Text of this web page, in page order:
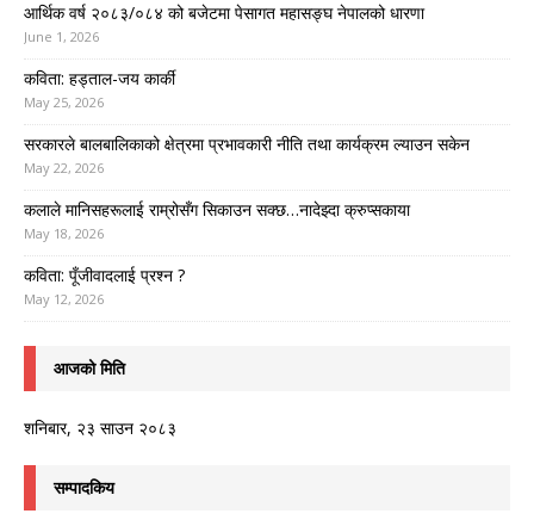
आर्थिक वर्ष २०८३/०८४ को बजेटमा पेसागत महासङ्घ नेपालको धारणा
June 1, 2026
कविता: हड्ताल-जय कार्की
May 25, 2026
सरकारले बालबालिकाको क्षेत्रमा प्रभावकारी नीति तथा कार्यक्रम ल्याउन सकेन
May 22, 2026
कलाले मानिसहरूलाई राम्रोसँग सिकाउन सक्छ…नादेझ्दा क्रुप्सकाया
May 18, 2026
कविता: पूँजीवादलाई प्रश्न ?
May 12, 2026
आजको मिति
शनिबार, २३ साउन २०८३
सम्पादकिय